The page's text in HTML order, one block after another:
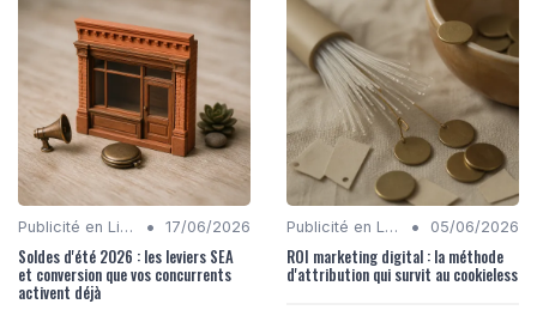
Publicité en Ligne (PPC, Display) • 17/06/2026
Soldes d'été 2026 : les leviers SEA
et conversion que vos concurrents
activent déjà
Publicité en Ligne (PPC, Display) • 05/06/2026
ROI marketing digital : la méthode
d'attribution qui survit au cookieless